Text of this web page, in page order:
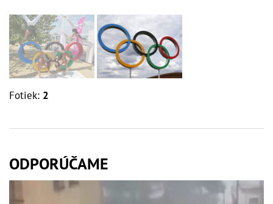
Fotiek: 2
ODPORÚČAME